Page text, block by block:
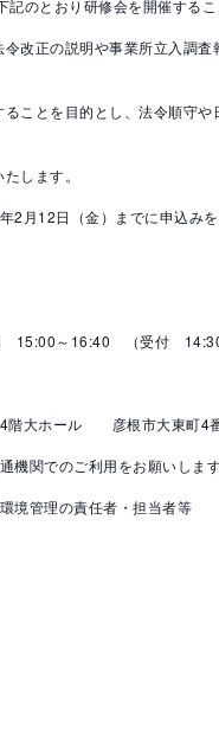
記のとおり研修会を開催する
改正の説明や事業所立入調
ことを目的とし、法令順守
します。
2月12日（金）までに申込み
～16:40 （受付
ホール 彦根市大東町4番
ご利用をお願いしま
管理の責任者・担当者等